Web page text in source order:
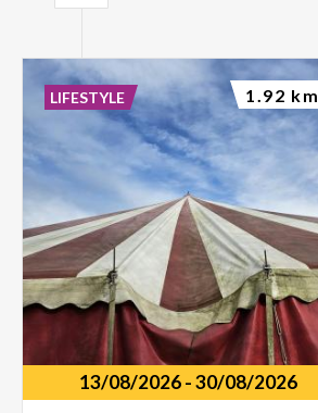
13/08/2026-30/08/2026
LIFESTYLE 1.92 km